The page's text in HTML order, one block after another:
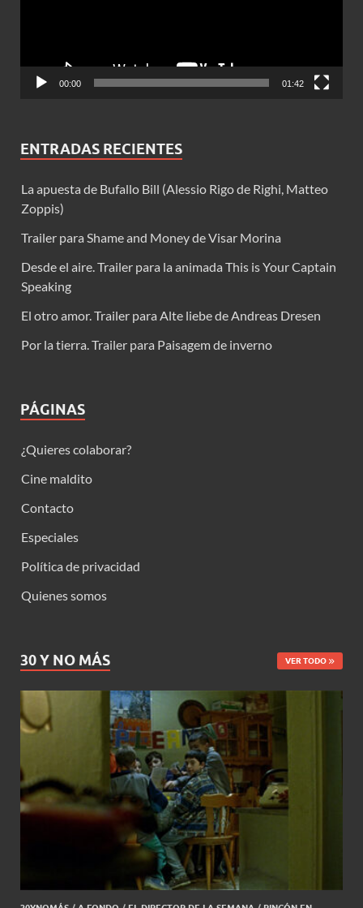
00:00 01:42
ENTRADAS RECIENTES
La apuesta de Bufallo Bill (Alessio Rigo de Righi, Matteo
Zoppis)
Trailer para Shame and Money de Visar Morina
Desde el aire. Trailer para la animada This is Your Captain
Speaking
El otro amor. Trailer para Alte liebe de Andreas Dresen
Por la tierra. Trailer para Paisagem de inverno
PÁGINAS
¿Quieres colaborar?
Cine maldito
Contacto
Especiales
Política de privacidad
Quienes somos
30 Y NO MÁS VER TODO